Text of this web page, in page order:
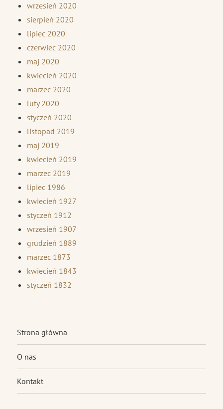
wrzesień 2020
sierpień 2020
lipiec 2020
czerwiec 2020
maj 2020
kwiecień 2020
marzec 2020
luty 2020
styczeń 2020
listopad 2019
maj 2019
kwiecień 2019
marzec 2019
lipiec 1986
kwiecień 1927
styczeń 1912
wrzesień 1907
grudzień 1889
marzec 1873
kwiecień 1843
styczeń 1832
Strona główna
O nas
Kontakt